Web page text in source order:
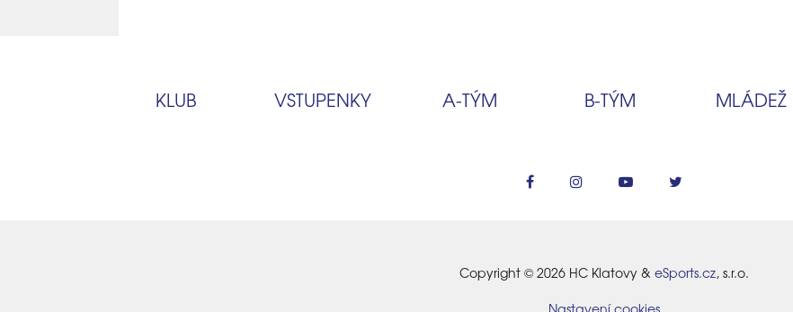
KLUB VSTUPENKY A‑TÝM B‑TÝM MLÁDEŽ
Copyright © 2026 HC Klatovy & eSports.cz, s.r.o.
Nastavení cookies